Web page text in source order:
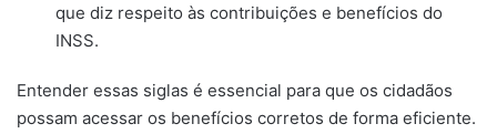
que diz respeito às contribuições e benefícios do
INSS.
Entender essas siglas é essencial para que os cidadãos
possam acessar os benefícios corretos de forma eficiente.